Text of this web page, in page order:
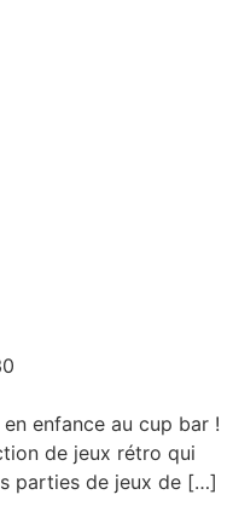
enfance au cup bar !
de jeux rétro qui
parties de jeux de […]